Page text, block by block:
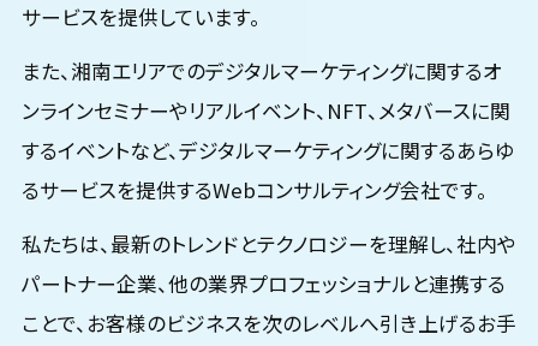
サービスを提供しています。
また、湘南エリアでのデジタルマーケティングに関するオ
ンラインセミナーやリアルイベント、NFT、メタバースに関
するイベントなど、デジタルマーケティングに関するあらゆ
るサービスを提供するWebコンサルティング会社です。
私たちは、最新のトレンドとテクノロジーを理解し、社内や
パートナー企業、他の業界プロフェッショナルと連携する
ことで、お客様のビジネスを次のレベルへ引き上げるお手